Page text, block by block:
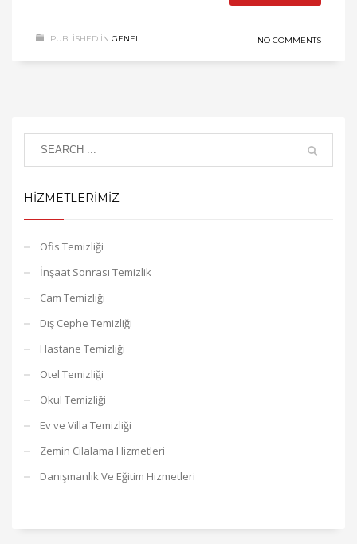
PUBLISHED IN GENEL NO COMMENTS
HIZMETLERIMIZ
Ofis Temizliği
İnşaat Sonrası Temizlik
Cam Temizliği
Dış Cephe Temizliği
Hastane Temizliği
Otel Temizliği
Okul Temizliği
Ev ve Villa Temizliği
Zemin Cilalama Hizmetleri
Danışmanlık Ve Eğitim Hizmetleri